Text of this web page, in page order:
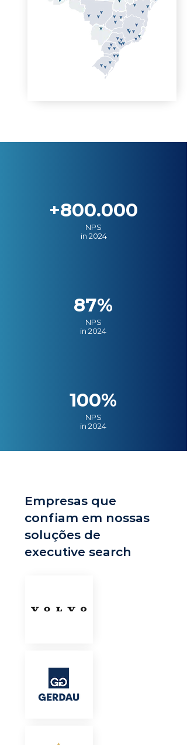
+800.000
NPS
in 2024
87%
NPS
in 2024
100%
NPS
in 2024
Empresas que
confiam em nossas
soluções de
executive search